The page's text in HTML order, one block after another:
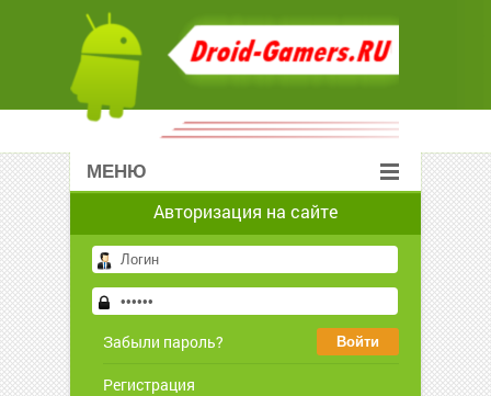
МЕНЮ
Авторизация на сайте
Забыли пароль?
Регистрация